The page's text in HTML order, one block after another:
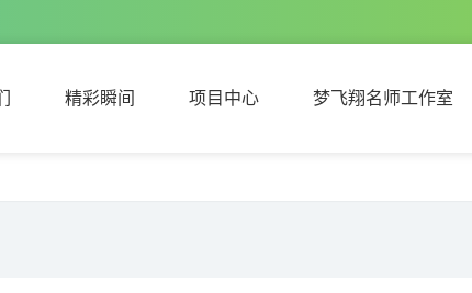
精彩瞬间 项目中心 梦飞翔名师工作室